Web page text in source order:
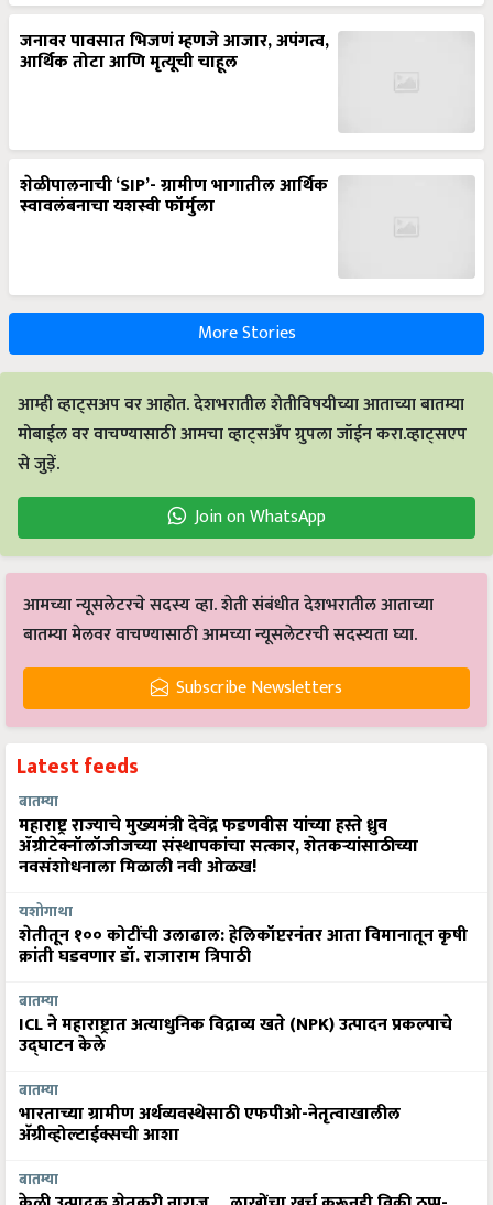
जनावर पावसात भिजणं म्हणजे आजार, अपंगत्व,
आर्थिक तोटा आणि मृत्यूची चाहूल
शेळीपालनाची ‘SIP’- ग्रामीण भागातील आर्थिक
स्वावलंबनाचा यशस्वी फॉर्मुला
More Stories
आम्ही व्हाट्सअप वर आहोत. देशभरातील शेतीविषयीच्या आताच्या बातम्या
मोबाईल वर वाचण्यासाठी आमचा व्हाट्सअँप ग्रुपला जॉईन करा.व्हाट्सएप
से जुड़ें.
Join on WhatsApp
आमच्या न्यूसलेटरचे सदस्य व्हा. शेती संबंधीत देशभरातील आताच्या
बातम्या मेलवर वाचण्यासाठी आमच्या न्यूसलेटरची सदस्यता घ्या.
Subscribe Newsletters
Latest feeds
बातम्या
महाराष्ट्र राज्याचे मुख्यमंत्री देवेंद्र फडणवीस यांच्या हस्ते ध्रुव
ॲग्रीटेक्नॉलॉजीजच्या संस्थापकांचा सत्कार, शेतकऱ्यांसाठीच्या
नवसंशोधनाला मिळाली नवी ओळख!
यशोगाथा
शेतीतून १०० कोटींची उलाढाल: हेलिकॉप्टरनंतर आता विमानातून कृषी
क्रांती घडवणार डॉ. राजाराम त्रिपाठी
बातम्या
ICL ने महाराष्ट्रात अत्याधुनिक विद्राव्य खते (NPK) उत्पादन प्रकल्पाचे
उद्घाटन केले
बातम्या
भारताच्या ग्रामीण अर्थव्यवस्थेसाठी एफपीओ-नेतृत्वाखालील
अ‍ॅग्रीव्होल्टाईक्सची आशा
बातम्या